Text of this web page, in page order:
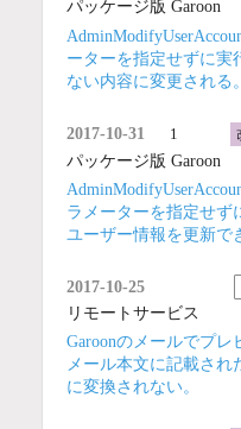
パッケージ版 Garoon
ーターを指定せずに実
ない内容に変更される。
2017-10-31 1
パッケージ版 Garoon
ラメーターを指定せず
ユーザー情報を更新で
2017-10-25
リモートサービス
Garoonのメールでプレ
メール本文に記載され
に変換されない。